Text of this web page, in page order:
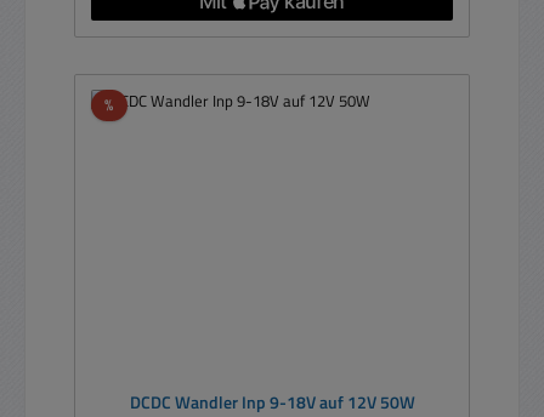
%Rabatt
DCDC Wandler Inp 9-18V auf 12V 50W